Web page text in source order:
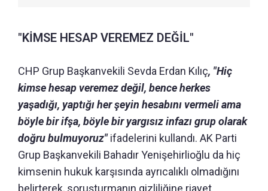
"KİMSE HESAP VEREMEZ DEĞİL"
CHP Grup Başkanvekili Sevda Erdan Kılıç, "Hiç
kimse hesap veremez değil, bence herkes
yaşadığı, yaptığı her şeyin hesabını vermeli ama
böyle bir ifşa, böyle bir yargısız infazı grup olarak
doğru bulmuyoruz"ifadelerini kullandı. AK Parti
Grup Başkanvekili Bahadır Yenişehirlioğlu da hiç
kimsenin hukuk karşısında ayrıcalıklı olmadığını
belirterek, soruşturmanın gizliliğine riayet